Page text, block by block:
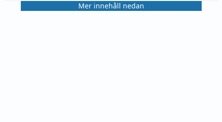
Mer innehåll nedan